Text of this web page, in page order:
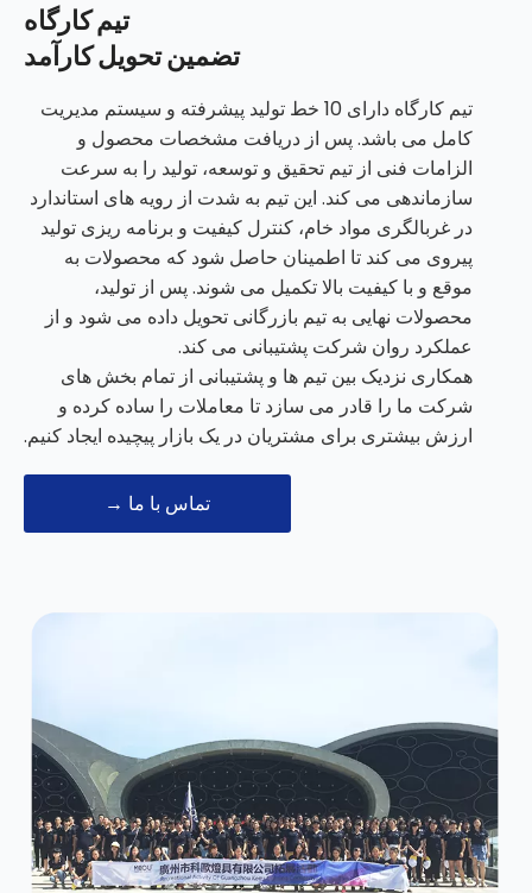
تیم کارگاه
تضمین تحویل کارآمد
تیم کارگاه دارای 10 خط تولید پیشرفته و سیستم مدیریت
کامل می باشد. پس از دریافت مشخصات محصول و
الزامات فنی از تیم تحقیق و توسعه، تولید را به سرعت
سازماندهی می کند. این تیم به شدت از رویه های استاندارد
در غربالگری مواد خام، کنترل کیفیت و برنامه ریزی تولید
پیروی می کند تا اطمینان حاصل شود که محصولات به
موقع و با کیفیت بالا تکمیل می شوند. پس از تولید،
محصولات نهایی به تیم بازرگانی تحویل داده می شود و از
عملکرد روان شرکت پشتیبانی می کند.
همکاری نزدیک بین تیم ها و پشتیبانی از تمام بخش های
شرکت ما را قادر می سازد تا معاملات را ساده کرده و
ارزش بیشتری برای مشتریان در یک بازار پیچیده ایجاد کنیم.
تماس با ما →